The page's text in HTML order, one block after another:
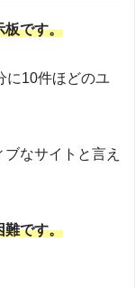
板です。
に10件ほどのユ
なサイトと言え
難です。